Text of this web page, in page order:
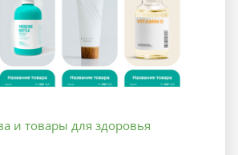
и товары для здоровья